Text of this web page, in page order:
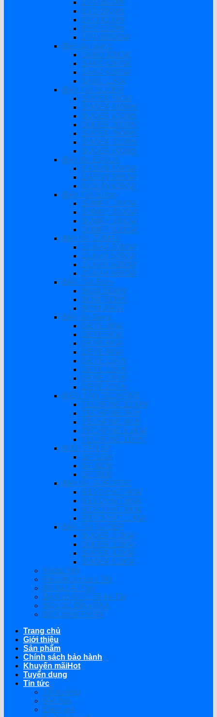
EVO 1600W
EVO 3000W
EVO 4200W
EVO 6200W
EVO 10200W
Biến tần SaKo
SAKO 3000W
SAKO 4200W
SAKO 6200W
SAKO 11KW
Biến Tần SUOER
SUOER 500W
SUOER 1000W
SUOER 1500W
SUOER 2000W
SUOER 3000W
SUOER 3200W
SUOER 5000W
Biến tần EASUN
EASUN 3000W
EASUN 3800W
EASUN 6200W
Biến Tần Sumry
SUMRY 1800W
SUMRY 3000W
SUMRY 3800W
SUMRY 6200W
Biến tần ZUMAX
ZUMAX 3000W
ZUMAX 5500W
ZUMAX 6200W
ZUMAX 6600W
Biến Tần Bơm
BƠM 5500W
BƠM 7500W
BƠM 15KW
Biến tần Deye
DEYE 3KW
DEYE 5KW
DEYE 6KW
DEYE 8KW
DEYE 10KW
DEYE 12KW
DEYE 16KW
DEYE 20KW
BIẾN TẦN TECHFINE
TECHFINE 1200W
TECHFINE 3KW
TECHFINE 4KW
TECHFINE 6.2KW
TECHFINE 11KW
BIẾN TẦN SP
SP 3200
SP 4200
SP 7000
Biến tần SOROTEC
REVO HMT 4KW
REVO HMT 6KW
REVO HMT 8KW
REVO HMT 11KW
Biến Tần SUOER
SUOER 2.2KW
SUOER 3.2KW
SUOER 4.2KW
SUOER 6.2KW
Modul Wifi
Pin Lithium Lưu Trữ
Bộ Sạc Ắc Quy
Bộ Kích Nổ Ô Tô Xe Tải
BỘ LỌC ĐĨA ARKA
BỘ CHÂM PHÂN
Trang chủ
Giới thiệu
Sản phẩm
Chính sách bảo hành
Khuyến mãi
Tuyển dụng
Tin tức
Thị trường
Mẹo hay
Đánh giá